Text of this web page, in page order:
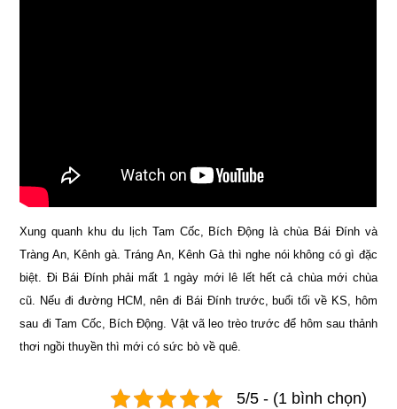
Xung quanh khu du lịch Tam Cốc, Bích Động là chùa Bái Đính và
Tràng An, Kênh gà. Tráng An, Kênh Gà thì nghe nói không có gì đặc
biệt. Đi Bái Đính phải mất 1 ngày mới lê lết hết cả chùa mới chùa
cũ. Nếu đi đường HCM, nên đi Bái Đính trước, buổi tối về KS, hôm
sau đi Tam Cốc, Bích Động. Vật vã leo trèo trước để hôm sau thảnh
thơi ngồi thuyền thì mới có sức bò về quê.
5/5 - (1 bình chọn)